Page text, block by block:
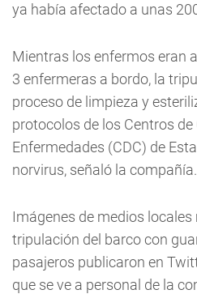
ya había afectado a unas
Mientras los enfermos eran
3 enfermeras a bordo, la
proceso de limpieza y
protocolos de los Centros
Enfermedades (CDC) de
norvirus, señaló la compañía.
Imágenes de medios
tripulación del barco con
pasajeros publicaron en
que se ve a personal de la